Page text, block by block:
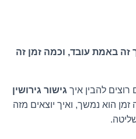
זה באמת עובד, וכמה זמן זה
להבין איך גישור גירושין
הוא נמשך, ואיך יוצאים מזה